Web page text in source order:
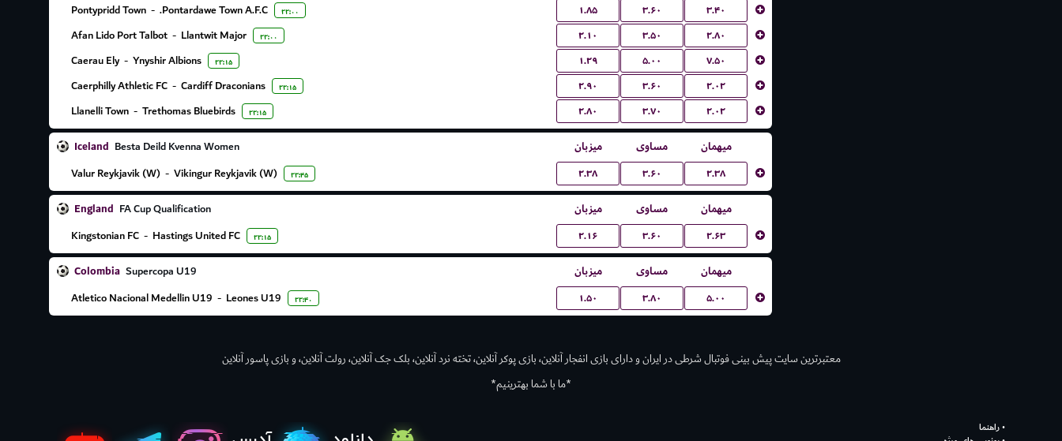
Pontypridd Town - Pontardawe Town A.F.C. ۲۲:۰۰ ۱.۸۵ ۳.۶۰ ۳.۴۰
Afan Lido Port Talbot - Llantwit Major ۲۲:۰۰ ۲.۱۰ ۳.۵۰ ۲.۸۰
Caerau Ely - Ynyshir Albions ۲۲:۱۵ ۱.۲۹ ۵.۰۰ ۷.۵۰
Caerphilly Athletic FC - Cardiff Draconians ۲۲:۱۵ ۲.۹۰ ۳.۶۰ ۲.۰۲
Llanelli Town - Trethomas Bluebirds ۲۲:۱۵ ۲.۸۰ ۳.۷۰
۲.۰۲
Iceland Besta Deild Kvenna Women میزبان مساوی میهمان
Valur Reykjavik (W) - Vikingur Reykjavik (W) ۲۲:۴۵ ۲.۳۸ ۳.۶۰
۲.۳۸
England FA Cup Qualification میزبان مساوی میهمان
Kingstonian FC - Hastings United FC ۲۲:۱۵ ۲.۱۶ ۳.۶۰
۲.۶۳
Colombia Supercopa U19 میزبان مساوی میهمان
Atletico Nacional Medellin U19 - Leones U19 ۲۲:۴۰ ۱.۵۰ ۳.۸۰ ۵.۰۰
معتبر‌ترین سایت پیش بینی‌ فوتبال شرطی در ایران و دارای بازی انفجار آنلاین، بازی پوکر آنلاین، تخته نرد آنلاین، بلک جک آنلاین، رولت آنلاین، و بازی پاسور آنلاین
*ما با شما بهترینیم*
راهنما